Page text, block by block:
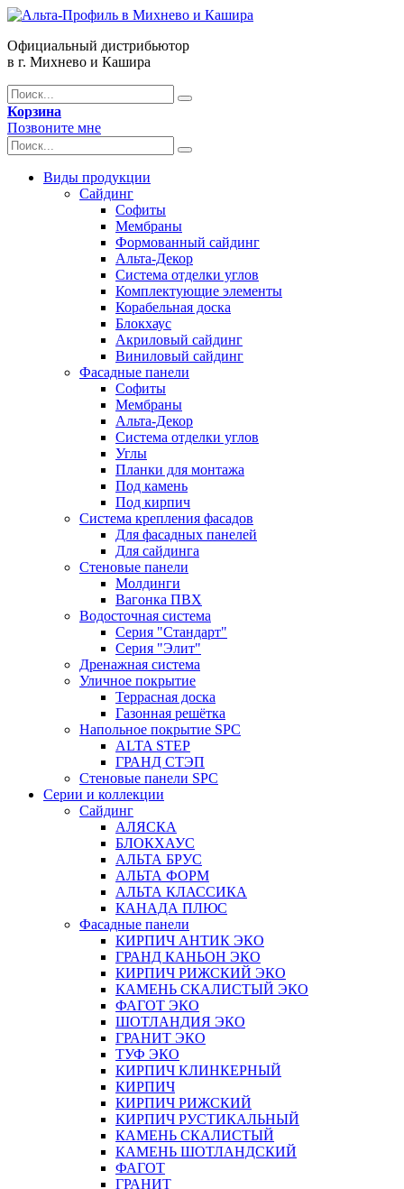
Официальный дистрибьютор
в г. Михнево и Кашира
Корзина
Позвоните мне
Виды продукции
Сайдинг
Софиты
Мембраны
Формованный сайдинг
Альта-Декор
Система отделки углов
Комплектующие элементы
Корабельная доска
Блокхаус
Акриловый сайдинг
Виниловый сайдинг
Фасадные панели
Софиты
Мембраны
Альта-Декор
Система отделки углов
Углы
Планки для монтажа
Под камень
Под кирпич
Система крепления фасадов
Для фасадных панелей
Для сайдинга
Стеновые панели
Молдинги
Вагонка ПВХ
Водосточная система
Серия "Стандарт"
Серия "Элит"
Дренажная система
Уличное покрытие
Террасная доска
Газонная решётка
Напольное покрытие SPC
ALTA STEP
ГРАНД СТЭП
Стеновые панели SPC
Серии и коллекции
Сайдинг
АЛЯСКА
БЛОКХАУС
АЛЬТА БРУС
АЛЬТА ФОРМ
АЛЬТА КЛАССИКА
КАНАДА ПЛЮС
Фасадные панели
КИРПИЧ АНТИК ЭКО
ГРАНД КАНЬОН ЭКО
КИРПИЧ РИЖСКИЙ ЭКО
КАМЕНЬ СКАЛИСТЫЙ ЭКО
ФАГОТ ЭКО
ШОТЛАНДИЯ ЭКО
ГРАНИТ ЭКО
ТУФ ЭКО
КИРПИЧ КЛИНКЕРНЫЙ
КИРПИЧ
КИРПИЧ РИЖСКИЙ
КИРПИЧ РУСТИКАЛЬНЫЙ
КАМЕНЬ СКАЛИСТЫЙ
КАМЕНЬ ШОТЛАНДСКИЙ
ФАГОТ
ГРАНИТ